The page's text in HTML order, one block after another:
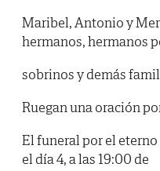
Maribel, Antonio y
hermanos, hermanos
sobrinos y demás
Ruegan una oración
El funeral por el
el día 4, a las 19:00 de